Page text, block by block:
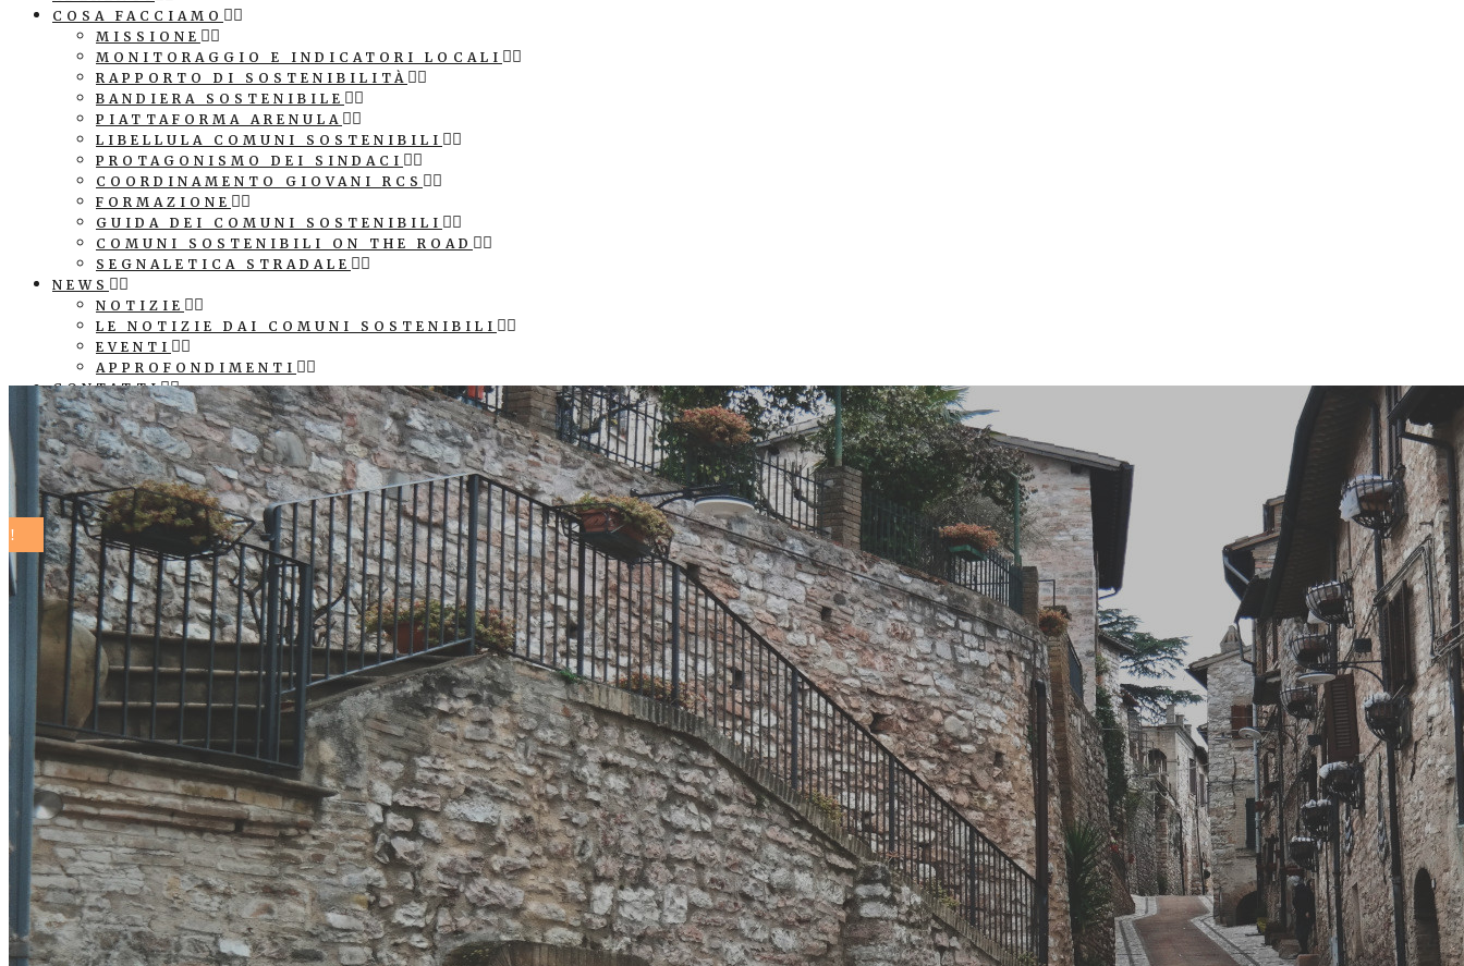
COSA FACCIAMO
MISSIONE
MONITORAGGIO E INDICATORI LOCALI
RAPPORTO DI SOSTENIBILITÀ
BANDIERA SOSTENIBILE
PIATTAFORMA ARENULA
LIBELLULA COMUNI SOSTENIBILI
PROTAGONISMO DEI SINDACI
COORDINAMENTO GIOVANI RCS
FORMAZIONE
GUIDA DEI COMUNI SOSTENIBILI
COMUNI SOSTENIBILI ON THE ROAD
SEGNALETICA STRADALE
NEWS
NOTIZIE
LE NOTIZIE DAI COMUNI SOSTENIBILI
EVENTI
APPROFONDIMENTI
CONTATTI
COMUNICAZIONE
PATROCINIO E LOGO ASSOCIAZIONE
SEGNALETICA STRADALE COMUNE SOSTENIBILE
CUBI AGENDA 2030
COMUNI SOSTENIBILI ON THE ROAD